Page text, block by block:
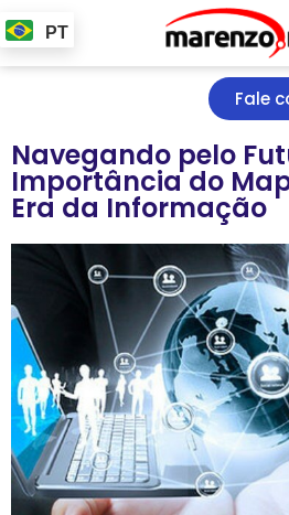
PT
Fale
Navegando pelo
Importância do
Era da Informação